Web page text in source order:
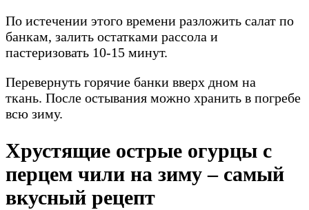
По истечении этого времени разложить салат по
банкам, залить остатками рассола и
пастеризовать 10-15 минут.
Перевернуть горячие банки вверх дном на
ткань. После остывания можно хранить в погребе
всю зиму.
Хрустящие острые огурцы с
перцем чили на зиму – самый
вкусный рецепт